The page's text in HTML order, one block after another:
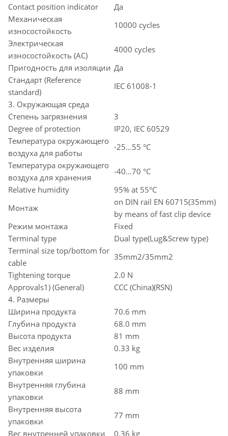
Contact position indicator
Да
Механическая
износостойкость
10000 cycles
Электрическая
износостойкость (AC)
4000 cycles
Пригодность для изоляции Да
Стандарт (Reference
standard)
IEC 61008-1
3. Окружающая среда
Степень загрязнения
3
Degree of protection
IP20, IEC 60529
Температура окружающего
воздуха для работы
-25…55 °C
Температура окружающего
воздуха для хранения
-40…70 °C
Relative humidity
95% at 55°C
Монтаж
on DIN rail EN 60715(35mm)
by means of fast clip device
Режим монтажа
Fixed
Terminal type
Dual type(Lug&Screw type)
Terminal size top/bottom for
cable
35mm2/35mm2
Tightening torque
2.0 N
Approvals1) (General)
CCC (China)(RSN)
4. Размеры
Ширина продукта
70.6 mm
Глубина продукта
68.0 mm
Высота продукта
81 mm
Вес изделия
0.33 kg
Внутренняя ширина
упаковки
100 mm
Внутренняя глубина
упаковки
88 mm
Внутренняя высота
упаковки
77 mm
Вес внутренней упаковки
0.36 kg